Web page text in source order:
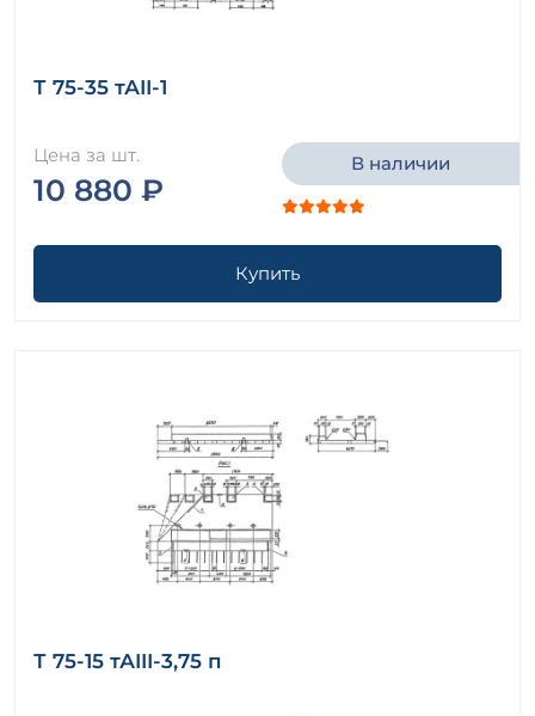
Т 75-35 тАII-1
Цена за шт.
10 880 ₽
В наличии
Купить
Т 75-15 тАIII-3,75 п